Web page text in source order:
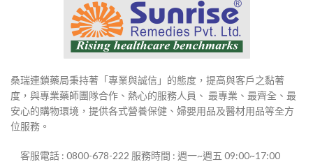
桑瑞連鎖藥局秉持著「專業與誠信」的態度，提高與客戶之黏著
度，與專業藥師團隊合作、熱心的服務人員、 最專業、最齊全、最
安心的購物環境，提供各式營養保健、婦嬰用品及醫材用品等全方
位服務。
客服電話 : 0800-678-222 服務時間 : 週一~週五 09:00~17:00